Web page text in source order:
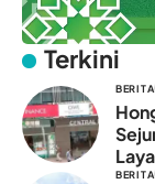
Terkini
BERITA
BERITA